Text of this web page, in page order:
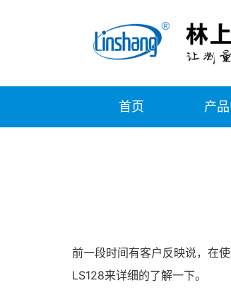
首页 产
前一段时间有客户反映说，在
LS128来详细的了解一下。